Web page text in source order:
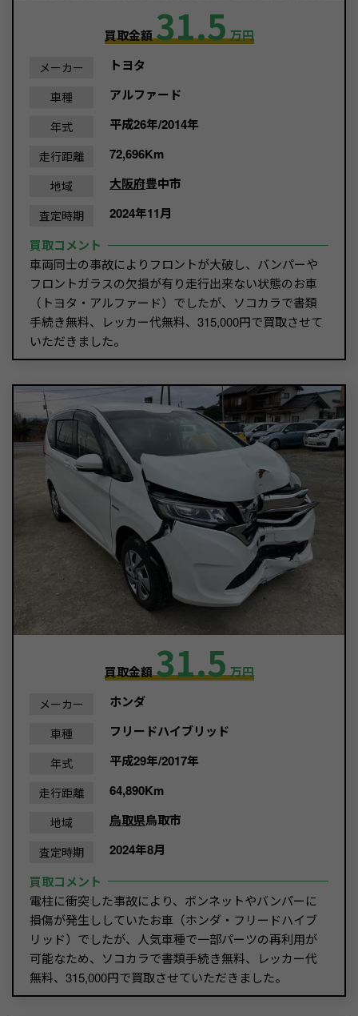
買取金額31.5万円
メーカー トヨタ
車種 アルファード
年式 平成26年/2014年
走行距離 72,696Km
地域 大阪府豊中市
査定時期
2024年11月
買取コメント
車両同士の事故によりフロントが大破し、バンパーや
フロントガラスの欠損が有り走行出来ない状態のお車
（トヨタ・アルファード）でしたが、ソコカラで書類
手続き無料、レッカー代無料、315,000円で買取させて
いただきました。
買取金額31.5万円
メーカー ホンダ
車種 フリードハイブリッド
年式 平成29年/2017年
走行距離 64,890Km
地域 鳥取県鳥取市
査定時期
2024年8月
買取コメント
電柱に衝突した事故により、ボンネットやバンパーに
損傷が発生ししていたお車（ホンダ・フリードハイブ
リッド）でしたが、人気車種で一部パーツの再利用が
可能なため、ソコカラで書類手続き無料、レッカー代
無料、315,000円で買取させていただきました。